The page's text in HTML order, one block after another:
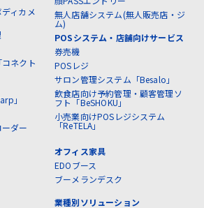
ィカメ
ネクト
」
ダー
無人店舗システム(無人販売店・ジ
ム)
POSシステム・店舗向けサービス
券売機
POSレジ
サロン管理システム「Besalo」
飲食店向け予約管理・顧客管理ソ
フト「BeSHOKU」
小売業向けPOSレジシステム
「ReTELA」
オフィス家具
EDOブース
ブーメランデスク
業種別ソリューション